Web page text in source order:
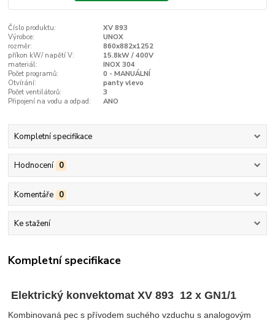
Číslo produktu:
XV 893
Výrobce:
UNOX
rozměr:
860x882x1252
příkon kW/ napětí V:
15.8kW / 400V
materiál:
INOX 304
Počet programů:
0 - MANUÁLNÍ
Otvírání:
panty vlevo
Počet ventilátorů:
3
Připojení na vodu a odpad:
ANO
Kompletní specifikace
Hodnocení 0
Komentáře 0
Ke stažení
Kompletní specifikace
Elektrický konvektomat XV 893 12 x GN1/1
Kombinovaná pec s přívodem suchého vzduchu s analogovým